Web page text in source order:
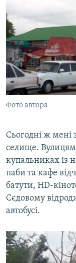
Фото автора
Сьогодні ж мені
селище.
купальниках із
паби та кафе
батути, HD-
Сєдовому
автобусі.